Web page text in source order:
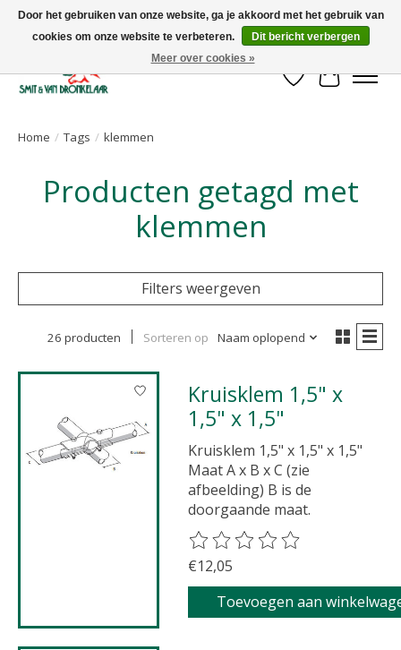
Uw leverancier voor stalinrichtingen en het opruwen van betonvloeren!
Verlanglijst
Home / Tags / klemmen
Producten getagd met
klemmen
Filters weergeven
26 producten Sorteren op Naam oplopend
Kruisklem 1,5" x
1,5" x 1,5"
Kruisklem 1,5" x 1,5" x 1,5"
Maat A x B x C (zie
afbeelding) B is de
doorgaande maat.
De beoordeling van dit
€12,05
Toevoegen aan
Door het gebruiken van onze website, ga je akkoord met het gebruik van
cookies om onze website te verbeteren.
Dit bericht verbergen
Meer over cookies »